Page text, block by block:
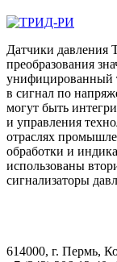
Датчики давления
преобразования
унифицированный
в сигнал по
могут быть
и управления
отраслях
обработки и
использованы
сигнализаторы
614000, г. Пермь,